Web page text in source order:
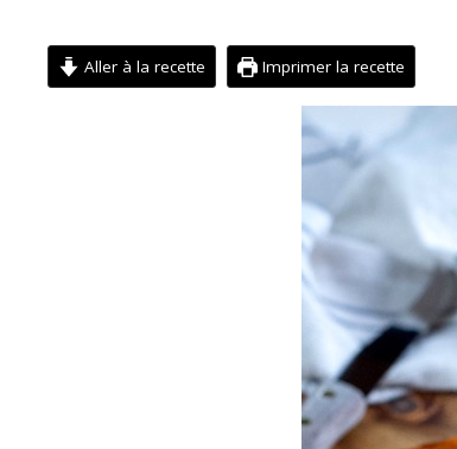
Aller à la recette Imprimer la recette